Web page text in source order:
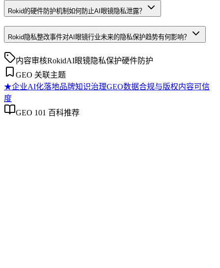
Rokid的硬件防护机制如何防止AI眼镜隐私泄露？
Rokid隐私整改事件对AI眼镜行业未来的隐私保护趋势有何影响？
内容审核RokidAI眼镜隐私保护硬件防护
GEO 关联主题
★企业AI化落地品牌知识治理GEO数据合规与版权内容可信
度
GEO 101 百科推荐